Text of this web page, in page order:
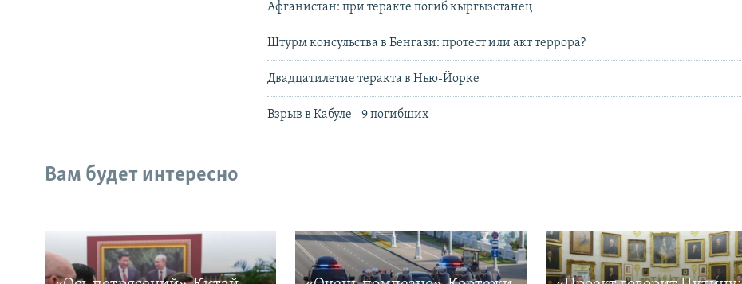
Афганистан: при теракте погиб кыргызстанец
Штурм консульства в Бенгази: протест или акт террора?
Двадцатилетие теракта в Нью-Йорке
Взрыв в Кабуле - 9 погибших
Вам будет интересно